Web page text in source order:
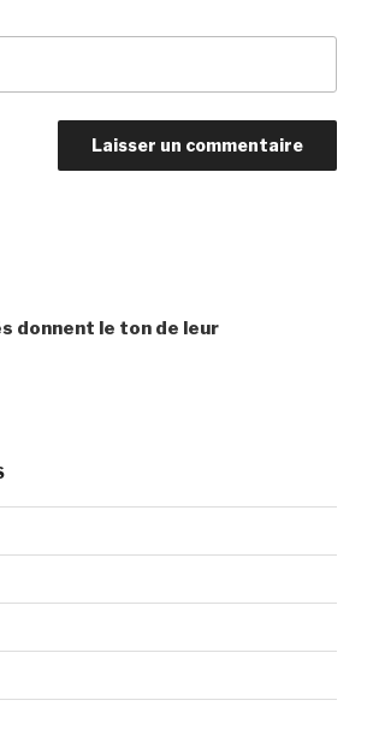
donnent le ton de leur